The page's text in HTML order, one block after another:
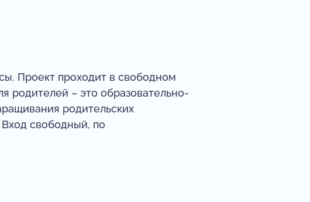
Проект проходит в свободном
родителей – это образовательно-
родительских
свободный, по